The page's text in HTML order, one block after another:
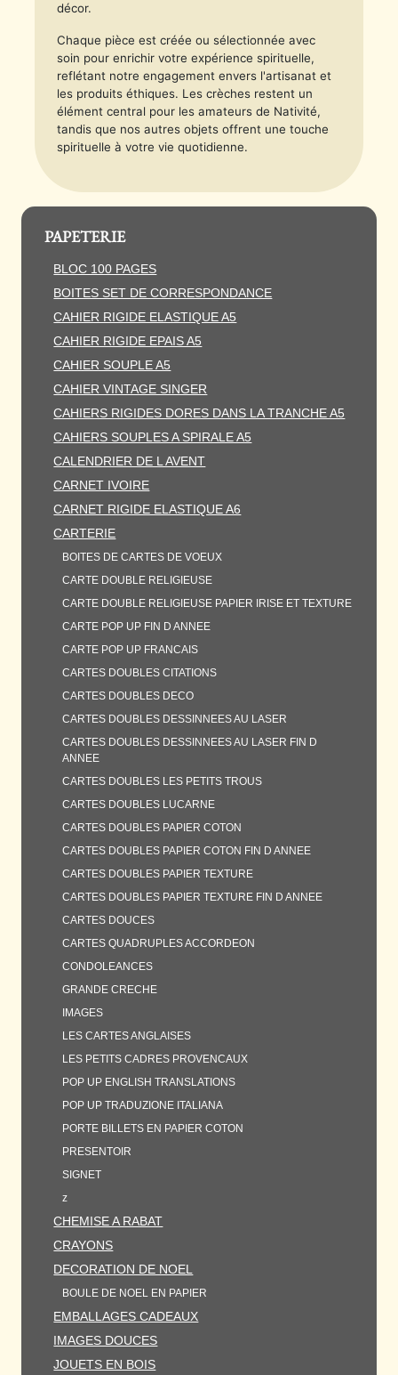
décor.
Chaque pièce est créée ou sélectionnée avec
soin pour enrichir votre expérience spirituelle,
reflétant notre engagement envers l'artisanat et
les produits éthiques. Les crèches restent un
élément central pour les amateurs de Nativité,
tandis que nos autres objets offrent une touche
spirituelle à votre vie quotidienne.
PAPETERIE
BLOC 100 PAGES
BOITES SET DE CORRESPONDANCE
CAHIER RIGIDE ELASTIQUE A5
CAHIER RIGIDE EPAIS A5
CAHIER SOUPLE A5
CAHIER VINTAGE SINGER
CAHIERS RIGIDES DORES DANS LA TRANCHE A5
CAHIERS SOUPLES A SPIRALE A5
CALENDRIER DE L AVENT
CARNET IVOIRE
CARNET RIGIDE ELASTIQUE A6
CARTERIE
BOITES DE CARTES DE VOEUX
CARTE DOUBLE RELIGIEUSE
CARTE DOUBLE RELIGIEUSE PAPIER IRISE ET TEXTURE
CARTE POP UP FIN D ANNEE
CARTE POP UP FRANCAIS
CARTES DOUBLES CITATIONS
CARTES DOUBLES DECO
CARTES DOUBLES DESSINNEES AU LASER
CARTES DOUBLES DESSINNEES AU LASER FIN D
ANNEE
CARTES DOUBLES LES PETITS TROUS
CARTES DOUBLES LUCARNE
CARTES DOUBLES PAPIER COTON
CARTES DOUBLES PAPIER COTON FIN D ANNEE
CARTES DOUBLES PAPIER TEXTURE
CARTES DOUBLES PAPIER TEXTURE FIN D ANNEE
CARTES DOUCES
CARTES QUADRUPLES ACCORDEON
CONDOLEANCES
GRANDE CRECHE
IMAGES
LES CARTES ANGLAISES
LES PETITS CADRES PROVENCAUX
POP UP ENGLISH TRANSLATIONS
POP UP TRADUZIONE ITALIANA
PORTE BILLETS EN PAPIER COTON
PRESENTOIR
SIGNET
z
CHEMISE A RABAT
CRAYONS
DECORATION DE NOEL
BOULE DE NOEL EN PAPIER
EMBALLAGES CADEAUX
IMAGES DOUCES
JOUETS EN BOIS